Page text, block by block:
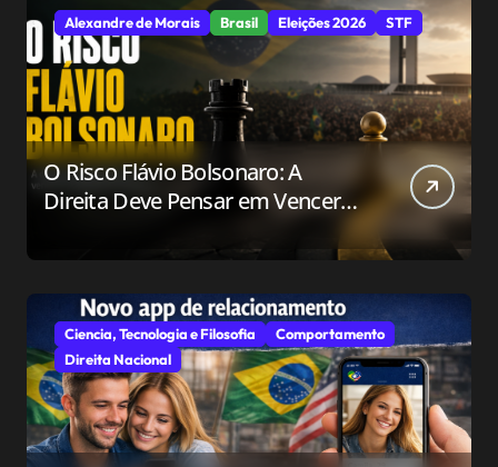
Alexandre de Morais Brasil Eleições 2026 STF
O Risco Flávio Bolsonaro: A
Direita Deve Pensar em Vencer
Ciencia, Tecnologia e Filosofia
Comportamento
Direita Nacional